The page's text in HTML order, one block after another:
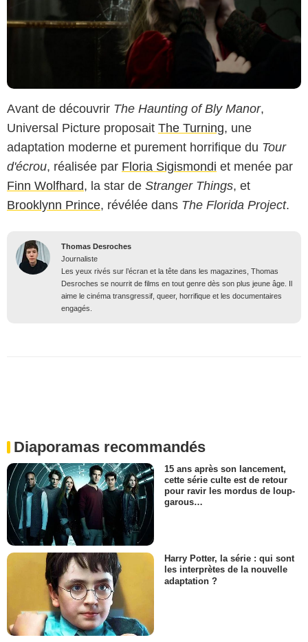
Avant de découvrir The Haunting of Bly Manor,
Universal Picture proposait The Turning, une
adaptation moderne et purement horrifique du Tour
d'écrou, réalisée par Floria Sigismondi et menée par
Finn Wolfhard, la star de Stranger Things, et
Brooklynn Prince, révélée dans The Florida Project.
Thomas Desroches
Journaliste
Les yeux rivés sur l’écran et la tête dans les magazines, Thomas
Desroches se nourrit de films en tout genre dès son plus jeune âge. Il
aime le cinéma transgressif, queer, horrifique et les documentaires
engagés.
Diaporamas recommandés
15 ans après son lancement,
cette série culte est de retour
pour ravir les mordus de loup-
garous…
Harry Potter, la série : qui sont
les interprètes de la nouvelle
adaptation ?